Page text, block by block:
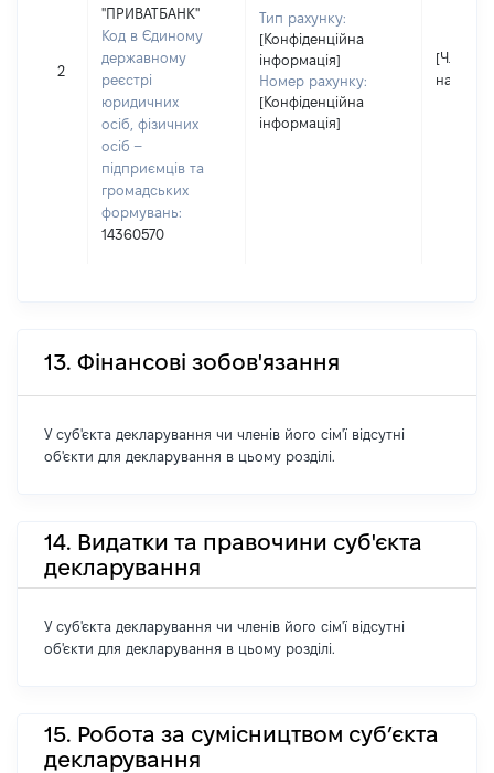
2
"ПРИВАТБАНК"
Код в Єдиному
державному
реєстрі
юридичних
осіб, фізичних
осіб –
підприємців та
громадських
формувань:
14360570
Тип рахунку:
[Конфіденційна
інформація]
Номер рахунку:
[Конфіденційна
інформація]
[Член
надав
13. Фінансові зобов'язання
У суб'єкта декларування чи членів його сім'ї відсутні
об'єкти для декларування в цьому розділі.
14. Видатки та правочини суб'єкта
декларування
У суб'єкта декларування чи членів його сім'ї відсутні
об'єкти для декларування в цьому розділі.
15. Робота за сумісництвом суб’єкта
декларування